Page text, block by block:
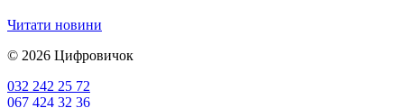
Читати новини
© 2026 Цифровичок
032 242 25 72
067 424 32 36